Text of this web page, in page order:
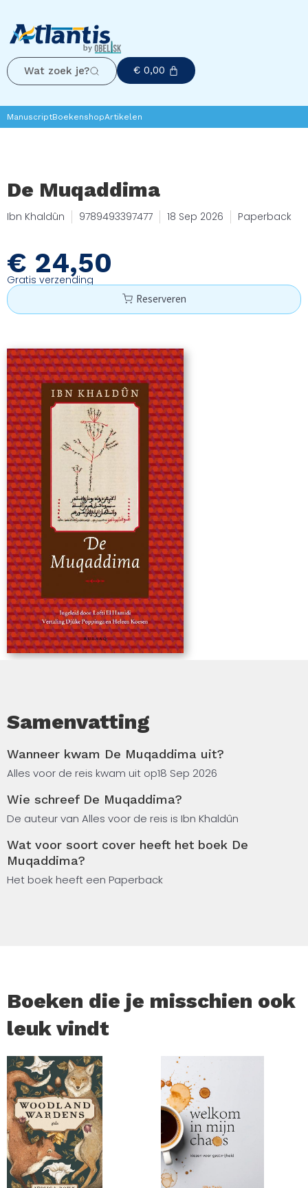
Wat zoek je? € 0,00
ManuscriptBoekenshopArtikelen
De Muqaddima
Ibn Khaldûn 9789493397477 18 Sep 2026 Paperback
€ 24,50
Gratis verzending
Reserveren
Samenvatting
Wanneer kwam De Muqaddima uit?
Alles voor de reis kwam uit op18 Sep 2026
Wie schreef De Muqaddima?
De auteur van Alles voor de reis is Ibn Khaldûn
Wat voor soort cover heeft het boek De
Muqaddima?
Het boek heeft een Paperback
Boeken die je misschien ook
leuk vindt